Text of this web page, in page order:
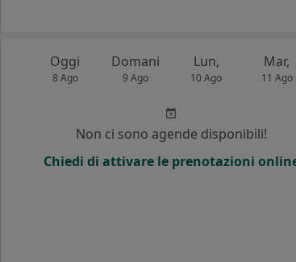
Oggi
8 Ago
Domani
9 Ago
Lun,
10 Ago
Mar,
11 Ago
Non ci sono agende disponibili!
Chiedi di attivare le prenotazioni